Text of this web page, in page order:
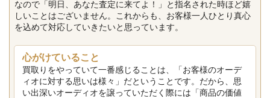
なので「明日、あなた査定に来てよ！」と指名された時ほど嬉
しいことはございません。これからも、お客様一人ひとり真心
を込めて対応していきたいと思っています。
心がけていること
買取りをやっていて一番感じることは、「お客様のオーデ
ィオに対する思いは様々」だということです。だから、思
い出深いオーディオを譲っていただく際には「商品の価値